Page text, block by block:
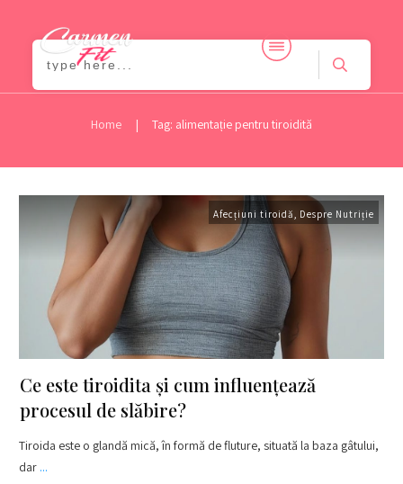
Home | Tag: alimentație pentru tiroidită
Afecțiuni tiroidă, Despre Nutriție
Ce este tiroidita și cum influențează
procesul de slăbire?
Tiroida este o glandă mică, în formă de fluture, situată la baza gâtului,
dar ...